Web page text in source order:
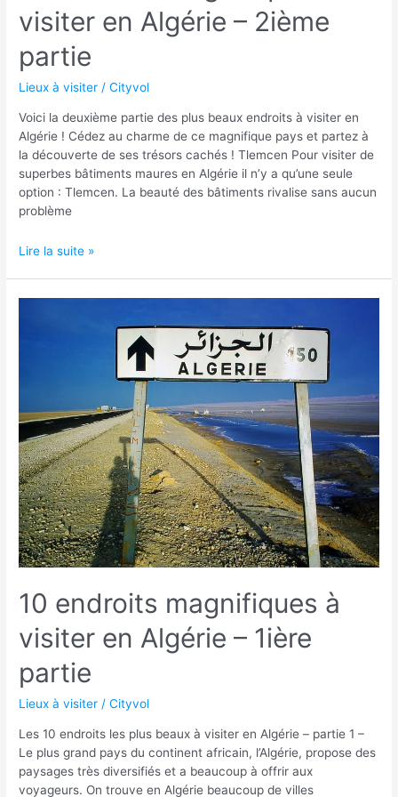
visiter en Algérie – 2ième
partie
Lieux à visiter /Cityvol
Voici la deuxième partie des plus beaux endroits à visiter en
Algérie ! Cédez au charme de ce magnifique pays et partez à
la découverte de ses trésors cachés ! Tlemcen Pour visiter de
superbes bâtiments maures en Algérie il n’y a qu’une seule
option : Tlemcen. La beauté des bâtiments rivalise sans aucun
problème
10
partie
Lire la suite »
10 endroits magnifiques à
visiter en Algérie – 1ière
partie
Lieux à visiter /Cityvol
Les 10 endroits les plus beaux à visiter en Algérie – partie 1 –
Le plus grand pays du continent africain, l’Algérie, propose des
paysages très diversifiés et a beaucoup à offrir aux
voyageurs. On trouve en Algérie beaucoup de villes